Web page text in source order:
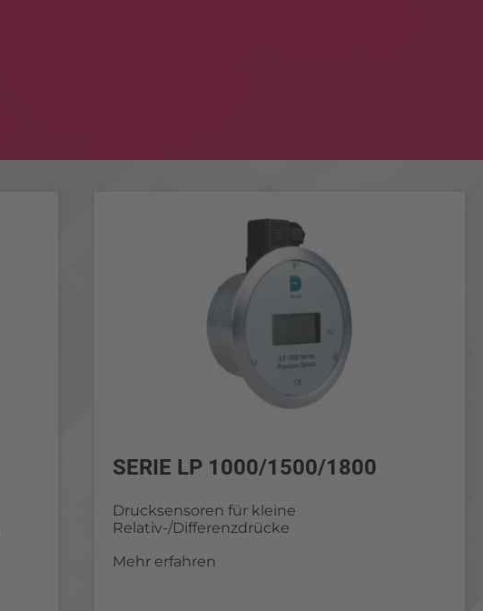
SERIE LP 1000/1500/1800
Drucksensoren für kleine
Relativ-/Differenzdrücke
Mehr erfahren